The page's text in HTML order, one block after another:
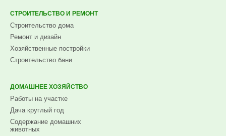
СТРОИТЕЛЬСТВО И РЕМОНТ
Строительство дома
Ремонт и дизайн
Хозяйственные постройки
Строительство бани
ДОМАШНЕЕ ХОЗЯЙСТВО
Работы на участке
Дача круглый год
Содержание домашних
животных